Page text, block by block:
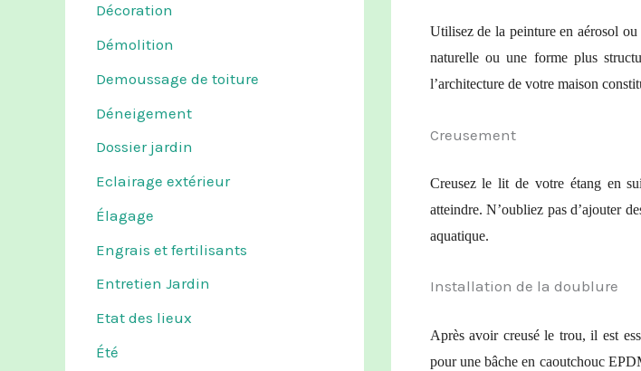
Décoration
Démolition
Demoussage de toiture
Déneigement
Dossier jardin
Eclairage extérieur
Élagage
Engrais et fertilisants
Entretien Jardin
Etat des lieux
Été
Utilisez de la peinture en aérosol
naturelle ou une forme plus
l’architecture de votre maison
Creusement
Creusez le lit de votre étang en
atteindre. N’oubliez pas d’ajouter
aquatique.
Installation de la doublure
Après avoir creusé le trou, il est
pour une bâche en caoutchouc